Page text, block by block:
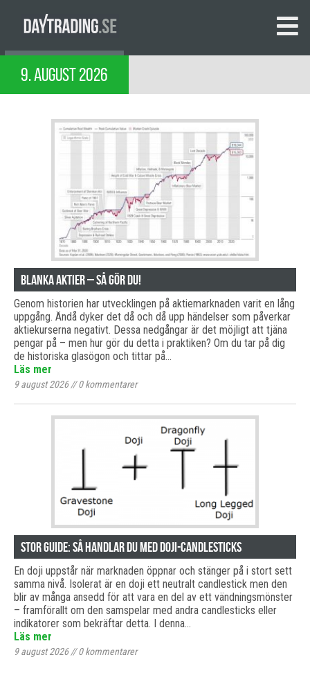
9. AUGUST 2026
Blanka aktier – Så gör du!
Genom historien har utvecklingen på aktiemarknaden varit en lång
uppgång. Ändå dyker det då och då upp händelser som påverkar
aktiekurserna negativt. Dessa nedgångar är det möjligt att tjäna
pengar på – men hur gör du detta i praktiken? Om du tar på dig
de historiska glasögon och tittar på…
Läs mer
9 august 2026//0kommentarer
Stor guide: Så handlar du med doji-candlesticks
En doji uppstår när marknaden öppnar och stänger på i stort sett
samma nivå. Isolerat är en doji ett neutralt candlestick men den
blir av många ansedd för att vara en del av ett vändningsmönster
– framförallt om den samspelar med andra candlesticks eller
indikatorer som bekräftar detta. I denna…
Läs mer
9 august 2026//0kommentarer